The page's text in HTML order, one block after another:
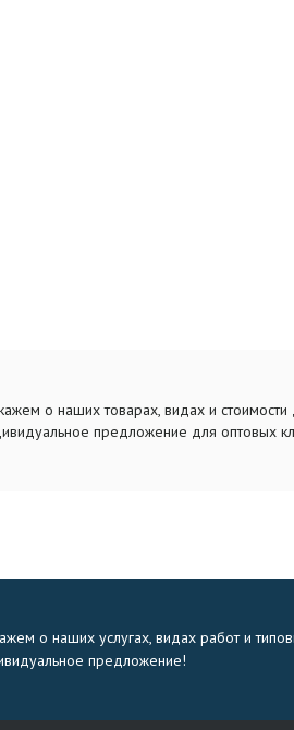
о наших товарах, видах и стоимости
предложение для оптовых
о наших услугах, видах работ и
предложение!